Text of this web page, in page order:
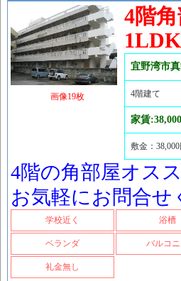
画像19枚
4階
1LDK
宜野湾市
4階建て
家賃
敷金：
4階の角部屋オス
お気軽にお問合せ
学校近く 浴槽
ベランダ バルコ
礼金無し